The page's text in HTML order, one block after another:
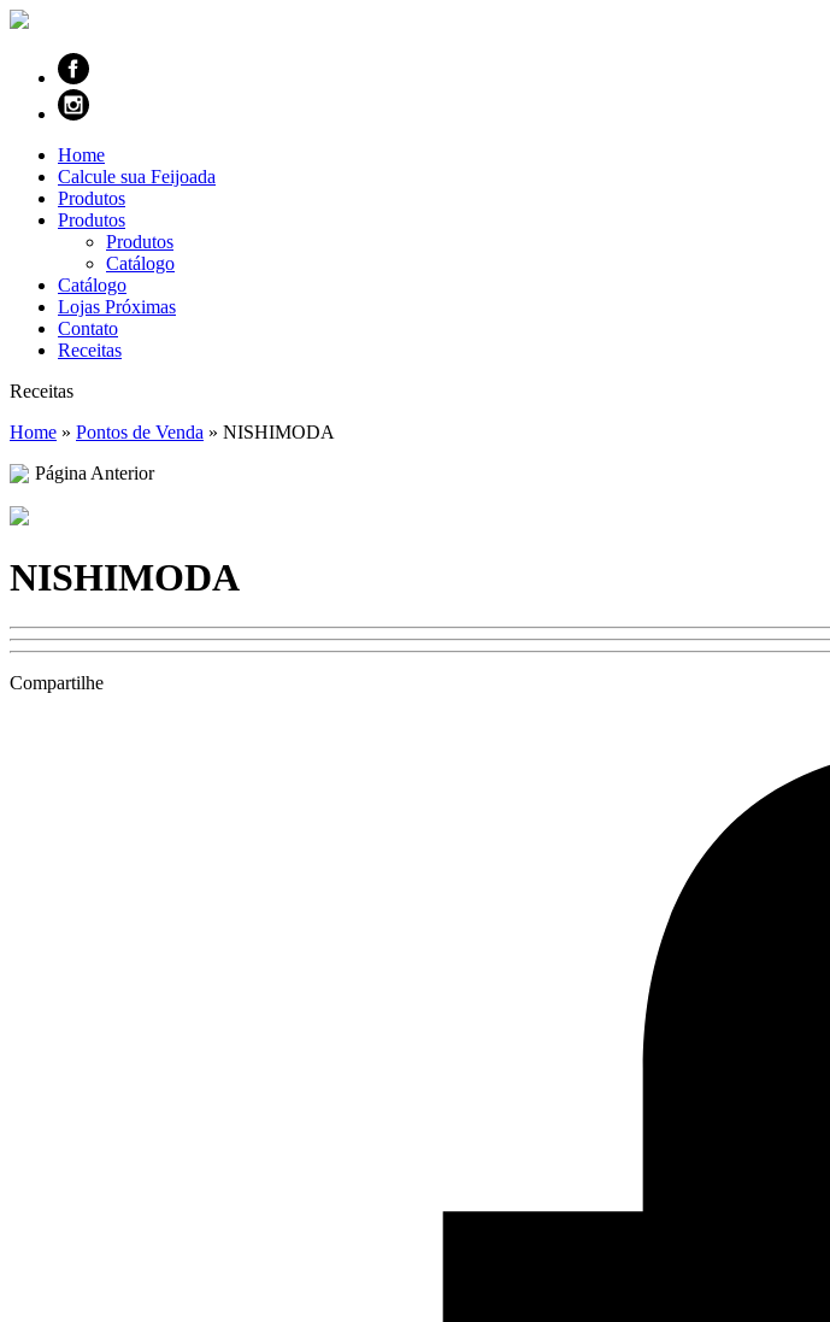
Home
Calcule sua Feijoada
Produtos
Produtos
Produtos
Catálogo
Catálogo
Lojas Próximas
Contato
Receitas
Receitas
Home » Pontos de Venda » NISHIMODA
Página Anterior
NISHIMODA
Compartilhe